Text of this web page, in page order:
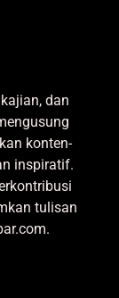
dan
konten-
inspiratif.
tulisan